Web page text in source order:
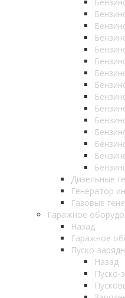
Дизельные
Генератор
Газовые
Гаражное
Назад
Гаражное
Пуско-
Назад
Пуско-